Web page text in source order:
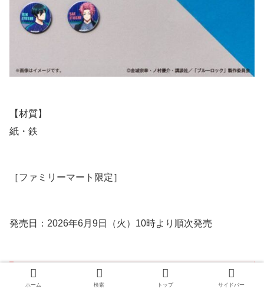
【材質】
紙・鉄
［ファミリーマート限定］
発売日：2026年6月9日（火）10時より順次発売
【予約販売オリジナルグッズ（オンライン限定
販売）】
ホーム 検索 トップ サイドバー